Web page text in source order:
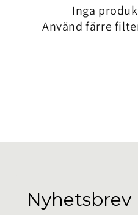
Inga
Använd färre
Nyhetsbrev